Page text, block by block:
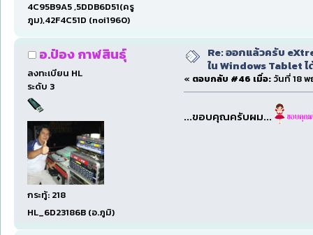
4C95B9A5 ,5DDB6D51(ครู
ภูม),42F4C51D (noi1960)
อ.ป๋อง กาฬสินธุ์
ลงทะเบียน HL
ระดับ 3
กระทู้: 218
HL_6D23186B (อ.ภูมิ)
Re: ออกแล้วครับ
ใน Windows Tablet
« ตอบกลับ #46 เมื่อ: วันที่ 18
...ขอบคุณครับผม...